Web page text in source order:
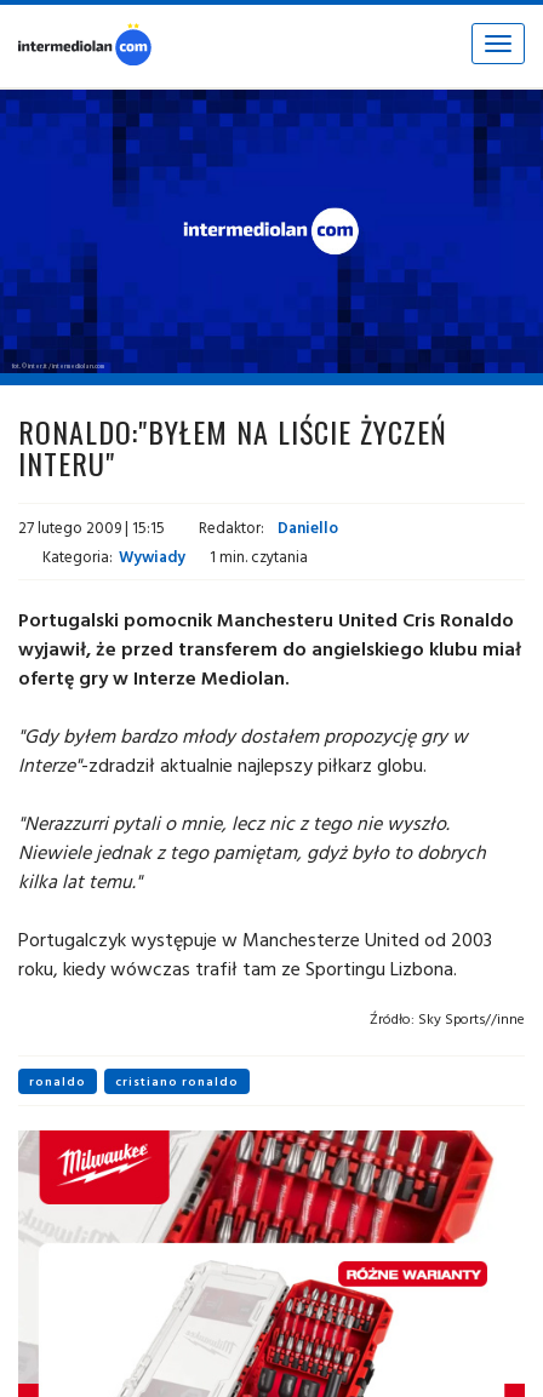
Toggle
fot. © inter.it / intermediolan.com
RONALDO:"BYŁEM NA LIŚCIE ŻYCZEŃ
INTERU"
27 lutego 2009 | 15:15 Redaktor:
Daniello
Kategoria: Wywiady 1 min. czytania
Portugalski pomocnik Manchesteru United Cris Ronaldo
wyjawił, że przed transferem do angielskiego klubu miał
ofertę gry w Interze Mediolan.
"Gdy byłem bardzo młody dostałem propozycję gry w
Interze"-zdradził aktualnie najlepszy piłkarz globu.
"Nerazzurri pytali o mnie, lecz nic z tego nie wyszło.
Niewiele jednak z tego pamiętam, gdyż było to dobrych
kilka lat temu."
Portugalczyk występuje w Manchesterze United od 2003
roku, kiedy wówczas trafił tam ze Sportingu Lizbona.
Źródło: Sky Sports//inne
ronaldo cristiano ronaldo